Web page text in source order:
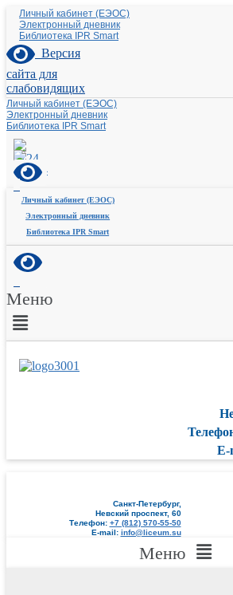
Личный кабинет (ЕЭОС)
Электронный дневник
Библиотека IPR Smart
Версия
сайта для
слабовидящих
Личный кабинет (ЕЭОС)
Электронный дневник
Библиотека IPR Smart
Личный кабинет (ЕЭОС)
Электронный дневник
Библиотека IPR Smart
Меню
E-
Санкт-Петербург,
Невский проспект, 60
Телефон: +7 (812) 570-55-50
E-mail: info@liceum.su
Меню